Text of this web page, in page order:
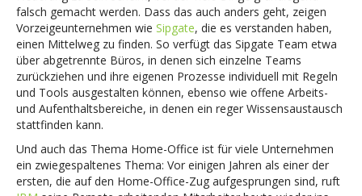
falsch gemacht werden. Dass das auch anders geht, zeigen
Vorzeigeunternehmen wie Sipgate, die es verstanden haben,
einen Mittelweg zu finden. So verfügt das Sipgate Team etwa
über abgetrennte Büros, in denen sich einzelne Teams
zurückziehen und ihre eigenen Prozesse individuell mit Regeln
und Tools ausgestalten können, ebenso wie offene Arbeits-
und Aufenthaltsbereiche, in denen ein reger Wissensaustausch
stattfinden kann.
Und auch das Thema Home-Office ist für viele Unternehmen
ein zwiegespaltenes Thema: Vor einigen Jahren als einer der
ersten, die auf den Home-Office-Zug aufgesprungen sind, ruft